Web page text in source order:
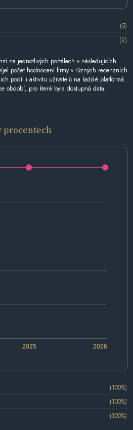
(5)
(2)
na jednotlivých portálech v následujících
počet hodnocení firmy v různých recenzních
podíl i aktivitu uživatelů na každé platformě.
období, pro které byla dostupná data.
procentech
2025 2026
(100%)
(100%)
(100%)